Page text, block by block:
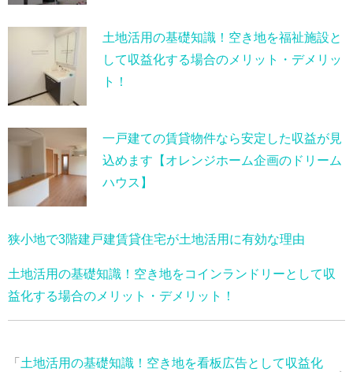
土地活用の基礎知識！空き地を福祉施設と
して収益化する場合のメリット・デメリッ
ト！
一戸建ての賃貸物件なら安定した収益が見
込めます【オレンジホーム企画のドリーム
ハウス】
狭小地で3階建戸建賃貸住宅が土地活用に有効な理由
土地活用の基礎知識！空き地をコインランドリーとして収
益化する場合のメリット・デメリット！
「 土地活用の基礎知識！空き地を看板広告として収益化